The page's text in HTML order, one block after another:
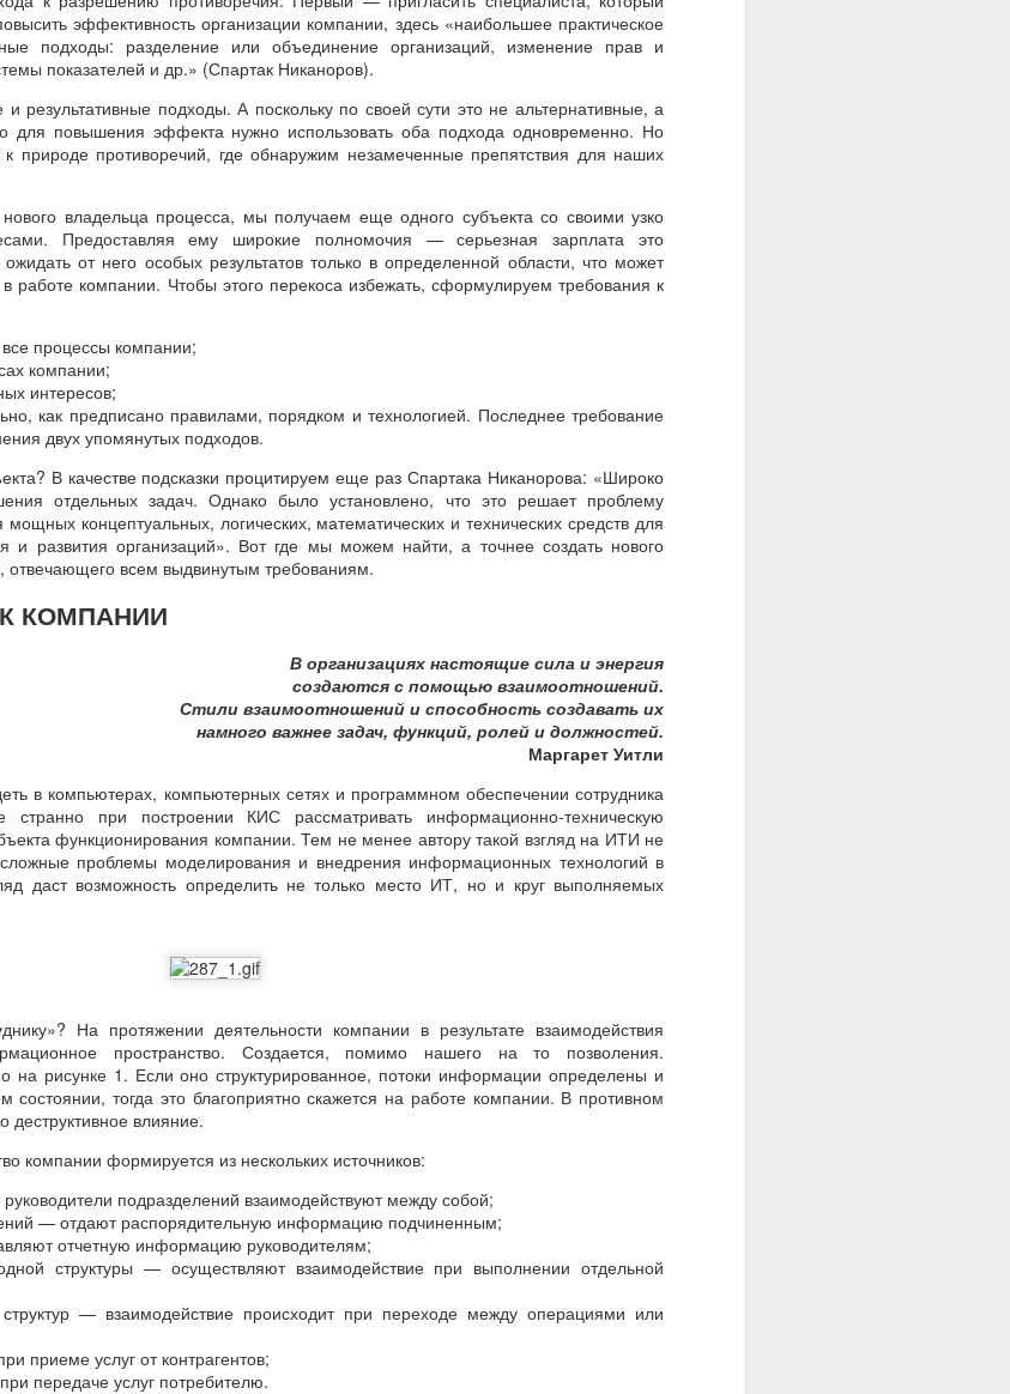
эффективность организации компании, здесь «наибольшее практическое
подходы: разделение или объединение организаций, изменение прав и
показателей и др.» (Спартак Никаноров).
результативные подходы. А поскольку по своей сути это не альтернативные, а
для повышения эффекта нужно использовать оба подхода одновременно. Но
природе противоречий, где обнаружим незамеченные препятствия для наших
владельца процесса, мы получаем еще одного субъекта со своими узко
Предоставляя ему широкие полномочия — серьезная зарплата это
от него особых результатов только в определенной области, что может
в работе компании. Чтобы этого перекоса избежать, сформулируем требования к
все процессы компании;
компании;
интересов;
как предписано правилами, порядком и технологией. Последнее требование
двух упомянутых подходов.
В качестве подсказки процитируем еще раз Спартака Никанорова: «Широко
отдельных задач. Однако было установлено, что это решает проблему
концептуальных, логических, математических и технических средств для
и развития организаций». Вот где мы можем найти, а точнее создать нового
отвечающего всем выдвинутым требованиям.
КОМПАНИИ
В организациях настоящие сила и энергия
создаются с помощью взаимоотношений.
Стили взаимоотношений и способность создавать их
намного важнее задач, функций, ролей и должностей.
Маргарет Уитли
в компьютерах, компьютерных сетях и программном обеспечении сотрудника
при построении КИС рассматривать информационно-техническую
функционирования компании. Тем не менее автору такой взгляд на ИТИ не
проблемы моделирования и внедрения информационных технологий в
даст возможность определить не только место ИТ, но и круг выполняемых
На протяжении деятельности компании в результате взаимодействия
пространство. Создается, помимо нашего на то позволения.
на рисунке 1. Если оно структурированное, потоки информации определены и
состоянии, тогда это благоприятно скажется на работе компании. В противном
деструктивное влияние.
компании формируется из нескольких источников:
подразделений взаимодействуют между собой;
— отдают распорядительную информацию подчиненным;
отчетную информацию руководителям;
структуры — осуществляют взаимодействие при выполнении отдельной
— взаимодействие происходит при переходе между операциями или
приеме услуг от контрагентов;
передаче услуг потребителю.